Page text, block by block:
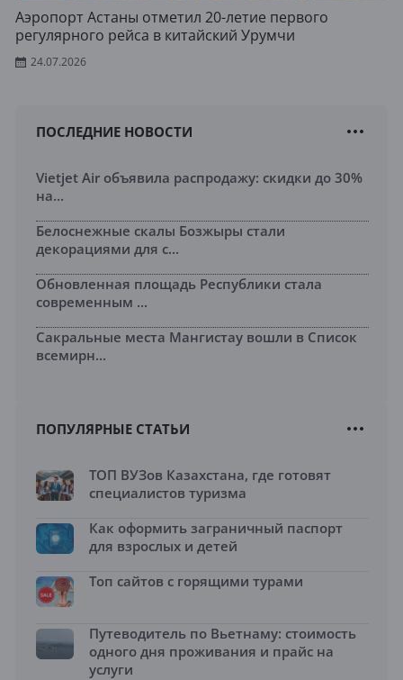
Аэропорт Астаны отметил 20-летие первого
регулярного рейса в китайский Урумчи
24.07.2026
ПОСЛЕДНИЕ НОВОСТИ
Vietjet Air объявила распродажу: скидки до 30%
на...
Белоснежные скалы Бозжыры стали
декорациями для с...
Обновленная площадь Республики стала
современным ...
Сакральные места Мангистау вошли в Список
всемирн...
ПОПУЛЯРНЫЕ СТАТЬИ
ТОП ВУЗов Казахстана, где готовят
специалистов туризма
Как оформить заграничный паспорт
для взрослых и детей
Топ сайтов с горящими турами
Путеводитель по Вьетнаму: стоимость
одного дня проживания и прайс на
услуги